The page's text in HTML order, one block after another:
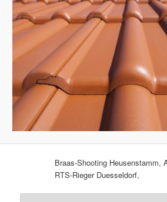
Braas-Shooting Heusenstamm,
RTS-Rieger Duesseldorf,